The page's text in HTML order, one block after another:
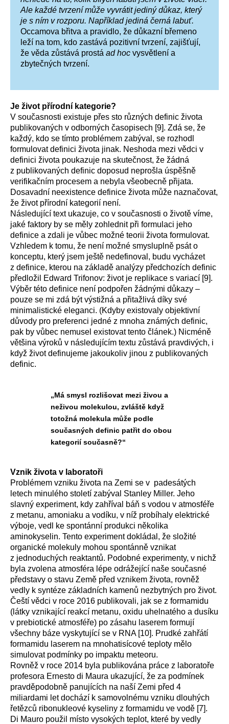
Ale každé tvrzení může vyvrátit jediný důkaz, který
je s ním v rozporu. Například jediná černá labuť.
Occamova břitva a pravidlo, že důkazní břemeno
leží na tom, kdo zastává pozitivní tvrzení, zajišťují,
že věda zůstává prostá ad hoc vysvětlení a
zbytečných tvrzení.
Je život přírodní kategorie?
V současnosti existuje přes sto různých definic života
publikovaných v odborných časopisech [9]. Zdá se, že
každý, kdo se tímto problémem zabýval, se rozhodl
formulovat definici života jinak. Neshoda mezi vědci v
definici života poukazuje na skutečnost, že žádná
z publikovaných definic doposud neprošla úspěšně
verifikačním procesem a nebyla všeobecně přijata.
Dosavadní neexistence definice života může naznačovat,
že život přírodní kategorií není.
Následující text ukazuje, co v současnosti o životě víme,
jaké faktory by se měly zohlednit při formulaci jeho
definice a zdali je vůbec možné teorii života formulovat.
Vzhledem k tomu, že není možné smysluplně psát o
konceptu, který jsem ještě nedefinoval, budu vycházet
z definice, kterou na základě analýzy předchozích definic
předložil Edward Trifonov: život je replikace s variací [9].
Výběr této definice není podpořen žádnými důkazy –
pouze se mi zdá být výstižná a přitažlivá díky své
minimalistické eleganci. (Kdyby existovaly objektivní
důvody pro preferenci jedné z mnoha známých definic,
pak by vůbec nemusel existovat tento článek.) Nicméně
většina výroků v následujícím textu zůstává pravdivých, i
když život definujeme jakoukoliv jinou z publikovaných
definic.
„Má smysl rozlišovat mezi živou a
neživou molekulou, zvláště když
totožná molekula může podle
současných definic patřit do obou
kategorií současně?“
Vznik života v laboratoři
Problémem vzniku života na Zemi se v padesátých
letech minulého století zabýval Stanley Miller. Jeho
slavný experiment, kdy zahříval báň s vodou v atmosféře
z metanu, amoniaku a vodíku, v níž probíhaly elektrické
výboje, vedl ke spontánní produkci několika
aminokyselin. Tento experiment dokládal, že složité
organické molekuly mohou spontánně vznikat
z jednoduchých reaktantů. Podobné experimenty, v nichž
byla zvolena atmosféra lépe odrážející naše současné
představy o stavu Země před vznikem života, rovněž
vedly k syntéze základních kamenů nezbytných pro život.
Čeští vědci v roce 2016 publikovali, jak se z formamidu
(látky vznikající reakcí metanu, oxidu uhelnatého a dusíku
v prebiotické atmosféře) po zásahu laserem formují
všechny báze vyskytující se v RNA [10]. Prudké zahřátí
formamidu laserem na mnohatisícové teploty mělo
simulovat podmínky po impaktu meteoru.
Rovněž v roce 2014 byla publikována práce z laboratoře
profesora Ernesto di Maura ukazující, že za podmínek
pravděpodobně panujících na naší Zemi před 4
miliardami let dochází k samovolnému vzniku dlouhých
řetězců ribonukleové kyseliny z formamidu ve vodě [7].
Di Mauro použil místo vysokých teplot, které by vedly